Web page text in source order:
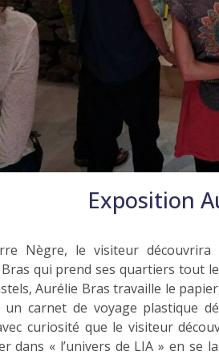
Exposition
Nègre, le visiteur
Bras qui prend ses quartiers tout
Aurélie Bras travaille le
un carnet de voyage plastique
avec curiosité que le visiteur
dans « l’univers de LIA » en